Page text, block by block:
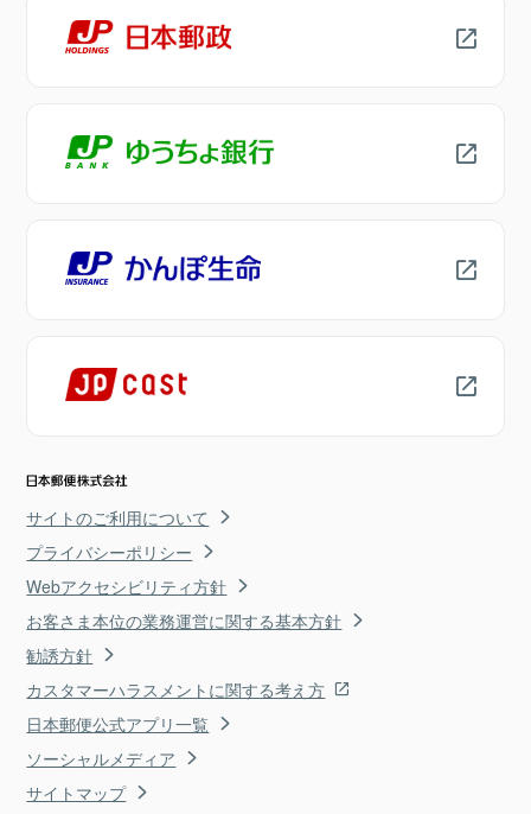
サイトのご利用について
プライバシーポリシー
Webアクセシビリティ方針
お客さま本位の業務運営に関する基本方針
勧誘方針
カスタマーハラスメントに関する考え方
日本郵便公式アプリ一覧
ソーシャルメディア
サイトマップ